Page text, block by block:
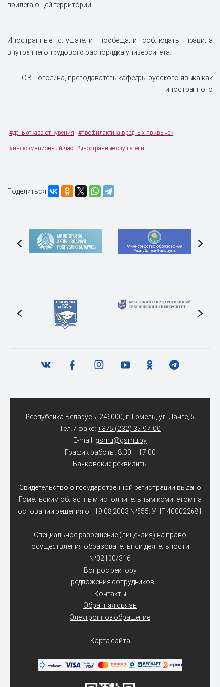
прилегающей территории.
Иностранные слушатели пообещали соблюдать правила
внутреннего трудового распорядка университета.
С.В.Погодина, преподаватель кафедры русского языка как
иностранного
#день отказа от курения #профилактика вредных привычек
#информационный час #иностранные слушатели
Поделиться
Республика Беларусь, 246000, г. Гомель, ул. Ланге, 5
Тел. / факс: +375 (232) 35-97-00
E-mail: gsmu@gsmu.by
График работы: 8:30 – 17:00
Банковские реквизиты
Свидетельство о государственной регистрации выдано
Гомельским областным исполнительным комитетом на
основании решения от 19.08.2003 №555. УНП 400022681
Специальное разрешение (лицензия) на право
осуществления образовательной деятельности
№02100/316
Вопрос ректору
Предложения сотрудников
Контакты
Обратная связь
Электронное обращение
Карта сайта